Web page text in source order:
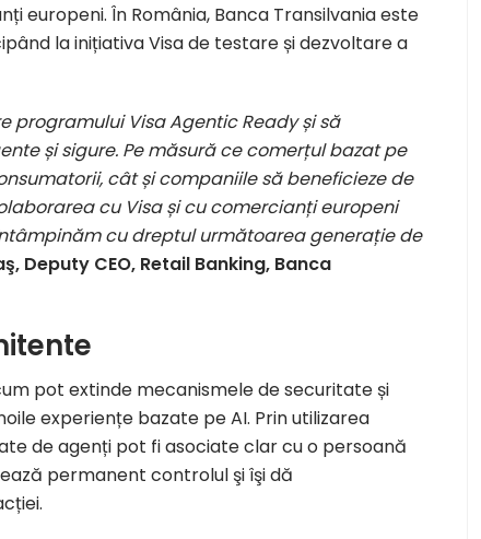
europeni. În România, Banca Transilvania este
la inițiativa Visa de testare și dezvoltare a
programului Visa Agentic Ready și să
și sigure. Pe măsură ce comerțul bazat pe
cât și companiile să beneficieze de
cu Visa și cu comercianți europeni
cu dreptul următoarea generație de
Deputy CEO, Retail Banking, Banca
pot extinde mecanismele de securitate și
experiențe bazate pe AI. Prin utilizarea
de agenți pot fi asociate clar cu o persoană
permanent controlul şi îşi dă